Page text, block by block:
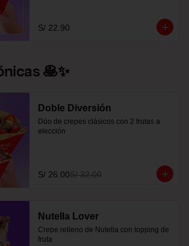
S/ 22.90
🥞✨
Doble Diversión
Dúo de crepes clásicos con 2 frutas a
elección
S/ 26.00S/ 32.00
Nutella Lover
Crepe relleno de Nutella con topping de
fruta